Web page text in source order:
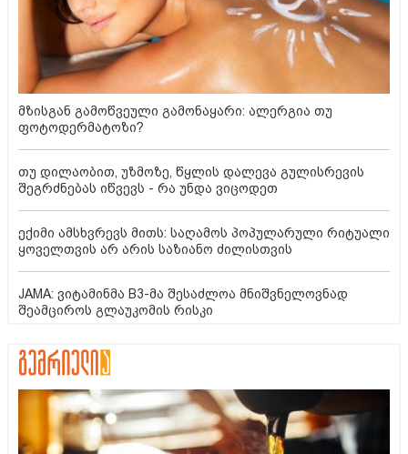
მზისგან გამოწვეული გამონაყარი: ალერგია თუ
ფოტოდერმატოზი?
თუ დილაობით, უზმოზე, წყლის დალევა გულისრევის
შეგრძნებას იწვევს - რა უნდა ვიცოდეთ
ექიმი ამსხვრევს მითს: საღამოს პოპულარული რიტუალი
ყოველთვის არ არის საზიანო ძილისთვის
JAMA: ვიტამინმა B3-მა შესაძლოა მნიშვნელოვნად
შეამციროს გლაუკომის რისკი